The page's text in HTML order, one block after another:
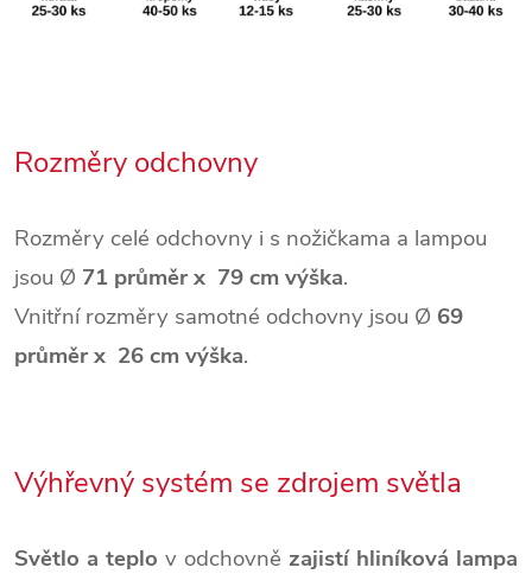
Rozměry odchovny
Rozměry celé odchovny i s nožičkama a lampou
jsou Ø 71 průměr x 79 cm výška.
Vnitřní rozměry samotné odchovny jsou Ø 69
průměr x 26 cm výška.
Výhřevný systém se zdrojem světla
Světlo a teplo v odchovně zajistí hliníková lampa